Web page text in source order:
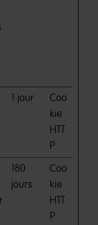
1 jour
Coo
kie
HTT
P
180
jours
Coo
kie
HTT
P